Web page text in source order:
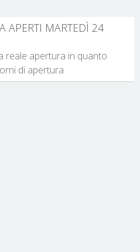
APERTI MARTEDÌ 24
reale apertura in quanto
di apertura